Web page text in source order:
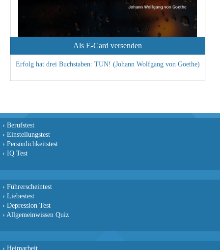
Als E-Card versenden
Erfolg hat drei Buchstaben: TUN! (Johann Wolfgang von Goethe)
› Berufstest
› Einstellungstest
› Persönlichkeitstest
› IQ Test
› Führerscheintest
› Liebestest
› Depression Test
› Allgemeinwissen Quiz
› Heimarbeit